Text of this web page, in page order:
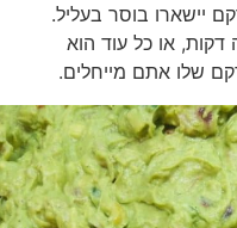
בוסר בעליל.
או כל עוד הוא
אתם מייחלים.